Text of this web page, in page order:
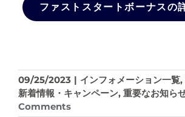
ファストスタートボーナスの
09/25/2023 | インフォメーション一覧,
新着情報・キャンペーン, 重要なお知ら
Comments